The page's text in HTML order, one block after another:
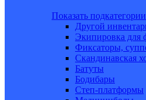
Показать подкатегории
Другой
Экипировка для
Фиксаторы,
Скандинавская
Батуты
Бодибары
Степ-платформы